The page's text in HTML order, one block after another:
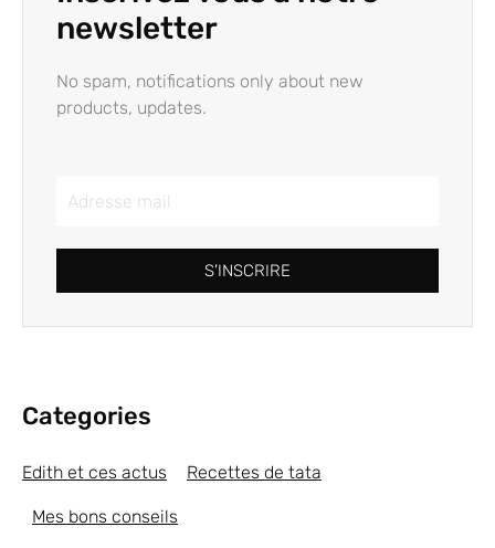
newsletter
No spam, notifications only about new
products, updates.
S'INSCRIRE
Categories
Edith et ces actus Recettes de tata
Mes bons conseils